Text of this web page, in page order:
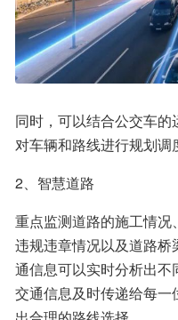
同时，可以结合公交车的
对车辆和路线进行规划调
2、智慧道路
重点监测道路的施工情
违规违章情况以及道路
通信息可以实时分析出
交通信息及时传递给每